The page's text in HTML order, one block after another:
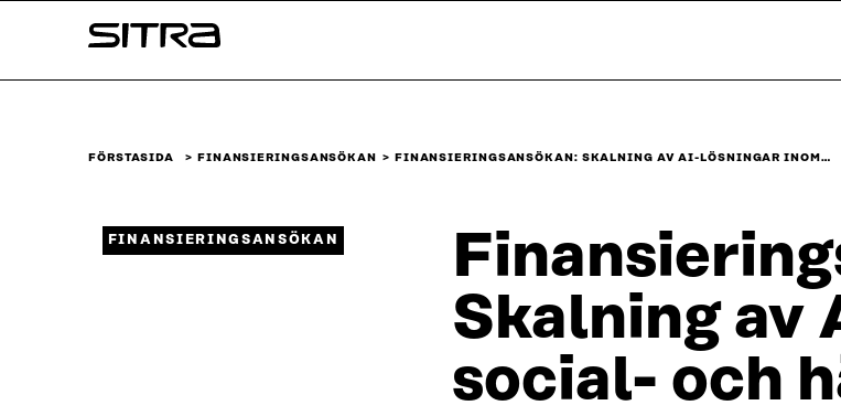
↓
Sitra
FÖRSTASIDA FINANSIERINGSANSÖKAN FINANSIERINGSANSÖKAN: SKALNING AV AI-LÖSNINGAR INOM…
Skalning av
social- och
FINANSIERINGSANSÖKAN